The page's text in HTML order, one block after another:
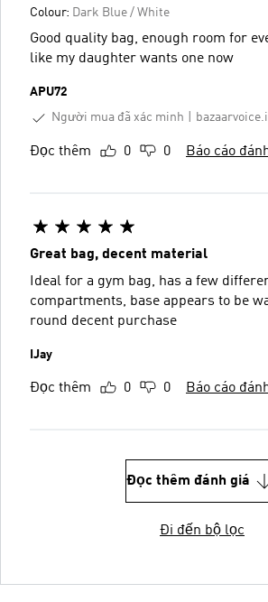
Colour: Dark Blue / White
Good quality bag, enough room for
like my daughter wants one now
APU72
Người mua đã xác minh
Đọc thêm 0 0 Báo cáo
Great bag, decent material
Ideal for a gym bag, has a few
compartments, base appears to be
round decent purchase
IJay
Đọc thêm 0 0 Báo cáo
Đọc thêm đánh giá
Đi đến bộ lọc